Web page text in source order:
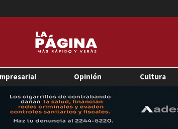
Opinión Cultura